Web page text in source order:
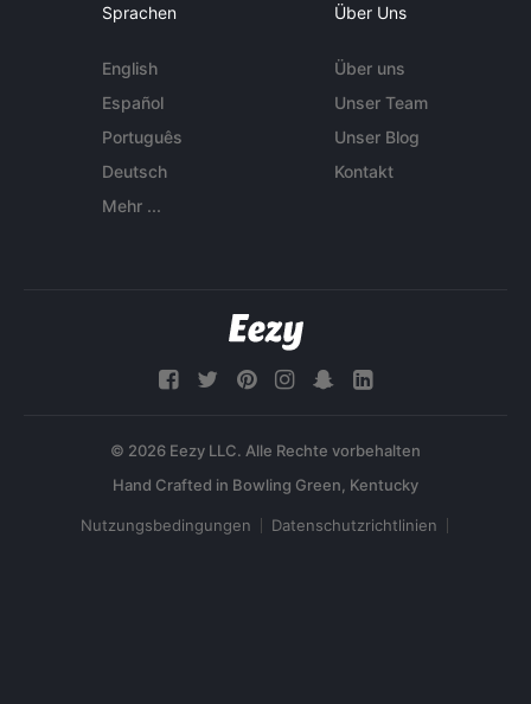
Sprachen
English
Español
Português
Deutsch
Mehr ...
Über Uns
Über uns
Unser Team
Unser Blog
Kontakt
© 2026 Eezy LLC. Alle Rechte vorbehalten
Nutzungsbedingungen Datenschutzrichtlinien